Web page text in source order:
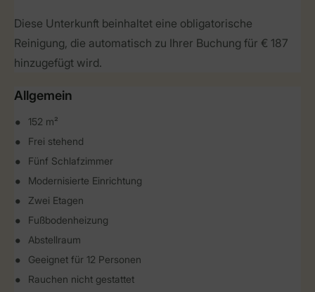
Diese Unterkunft beinhaltet eine obligatorische
Reinigung, die automatisch zu Ihrer Buchung für € 187
hinzugefügt wird.
Allgemein
152 m²
Frei stehend
Fünf Schlafzimmer
Modernisierte Einrichtung
Zwei Etagen
Fußbodenheizung
Abstellraum
Geeignet für 12 Personen
Rauchen nicht gestattet